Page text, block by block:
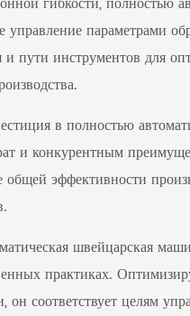
управление параметрами
и пути инструментов для
в полностью
и конкурентным
эффективности
швейцарская
практиках.
он соответствует целям